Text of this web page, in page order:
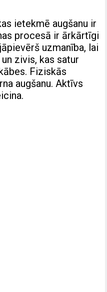
ietekmē augšanu ir
procesā ir ārkārtīgi
uzmanība, lai
zivis, kas satur
Fiziskās
augšanu. Aktīvs